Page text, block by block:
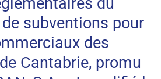
subventions pour
des
Cantabrie, promu